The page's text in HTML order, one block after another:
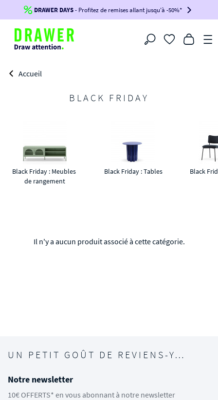
Jusqu'à-100€*sur votre commande !
BIKINI100
-voir conditions en bas de page-
DRAWER DAYS- Profitez de remises allant jusqu'à -50%*
Filtrer
Accueil
BLACK FRIDAY
Black Friday : Meubles
de rangement
Black Friday : Tables Black
Il n'y a aucun produit associé à cette catégorie.
UN PETIT GOÛT DE REVIENS-Y…
Notre newsletter
10€ OFFERTS* en vous abonnant à notre newsletter